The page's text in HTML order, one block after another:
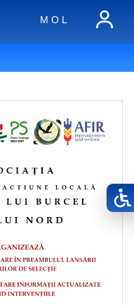
M O L